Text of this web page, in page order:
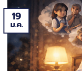
19
ม.ค.